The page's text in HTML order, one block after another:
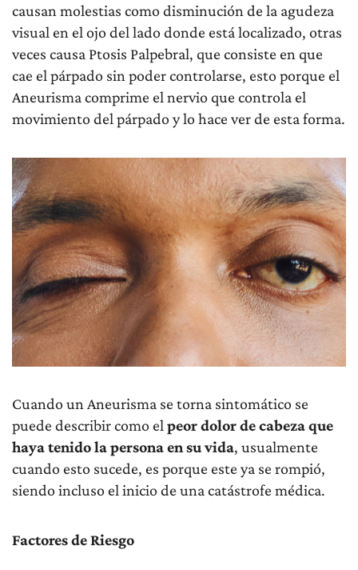
causan molestias como disminución de la agudeza
visual en el ojo del lado donde está localizado, otras
veces causa Ptosis Palpebral, que consiste en que
cae el párpado sin poder controlarse, esto porque el
Aneurisma comprime el nervio que controla el
movimiento del párpado y lo hace ver de esta forma.
Cuando un Aneurisma se torna sintomático se
puede describir como el peor dolor de cabeza que
haya tenido la persona en su vida, usualmente
cuando esto sucede, es porque este ya se rompió,
siendo incluso el inicio de una catástrofe médica.
Factores de Riesgo